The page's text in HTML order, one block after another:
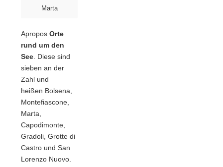
Marta
Apropos Orte
rund um den
See . Diese sind
sieben an der
Zahl und
heißen Bolsena,
Montefiascone,
Marta,
Capodimonte,
Gradoli, Grotte di
Castro und San
Lorenzo Nuovo.